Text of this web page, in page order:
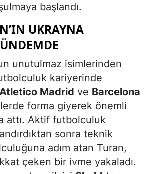
başlandı.
UKRAYNA
unutulmaz isimlerinden
kariyerinde
Atletico Madrid ve Barcelona
forma giyerek önemli
attı. Aktif futbolculuk
sonra teknik
adım atan Turan,
çeken bir ivme yakaladı.